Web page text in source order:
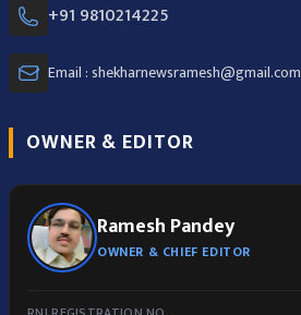
+91 9810214225
Email : shekharnewsramesh@gmail.com
OWNER & EDITOR
Ramesh Pandey
OWNER & CHIEF EDITOR